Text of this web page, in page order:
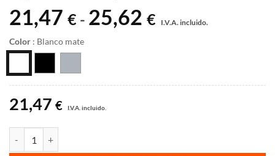
21,47 € - 25,62 €
de
hasta
I.V.A. incluido.
Color : Blanco mate
21,47 € I.V.A. incluido.